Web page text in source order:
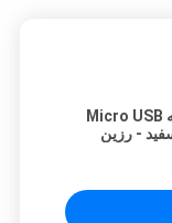
کانکتور DIP نوع 2.0 زنانه Micro USB